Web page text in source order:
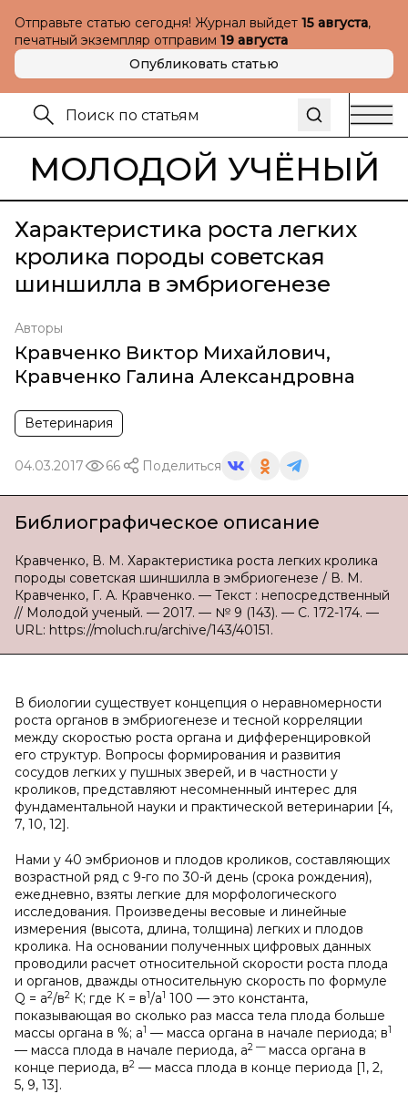
Отправьте статью сегодня! Журнал выйдет 15 августа,
печатный экземпляр отправим 19 августа
Опубликовать статью
МОЛОДОЙ УЧЁНЫЙ
Характеристика роста легких
кролика породы советская
шиншилла в эмбриогенезе
Авторы
Кравченко Виктор Михайлович,
Кравченко Галина Александровна
Ветеринария
04.03.2017 66 Поделиться
Библиографическое описание
Кравченко, В. М. Характеристика роста легких кролика
породы советская шиншилла в эмбриогенезе / В. М.
Кравченко, Г. А. Кравченко. — Текст : непосредственный
// Молодой ученый. — 2017. — № 9 (143). — С. 172-174. —
URL: https://moluch.ru/archive/143/40151.
В биологии существует концепция о неравномерности
роста органов в эмбриогенезе и тесной корреляции
между скоростью роста органа и дифференцировкой
его структур. Вопросы формирования и развития
сосудов легких у пушных зверей, и в частности у
кроликов, представляют несомненный интерес для
фундаментальной науки и практической ветеринарии [4,
7, 10, 12].
Нами у 40 эмбрионов и плодов кроликов, составляющих
возрастной ряд с 9-го по 30-й день (срока рождения),
ежедневно, взяты легкие для морфологического
исследования. Произведены весовые и линейные
измерения (высота, длина, толщина) легких и плодов
кролика. На основании полученных цифровых данных
проводили расчет относительной скорости роста плода
и органов, дважды относительную скорость по формуле
Q = а2/в2 К; где К = в1/а1 100 — это константа,
показывающая во сколько раз масса тела плода больше
массы органа в %; а1 — масса органа в начале периода; в1
— масса плода в начале периода, а2 — масса органа в
конце периода, в2 — масса плода в конце периода [1, 2,
5, 9, 13].